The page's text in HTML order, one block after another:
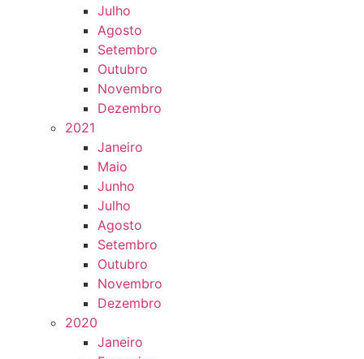
Julho
Agosto
Setembro
Outubro
Novembro
Dezembro
2021
Janeiro
Maio
Junho
Julho
Agosto
Setembro
Outubro
Novembro
Dezembro
2020
Janeiro